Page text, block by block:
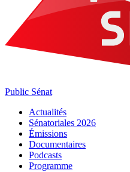
Public Sénat
Actualités
Sénatoriales 2026
Émissions
Documentaires
Podcasts
Programme